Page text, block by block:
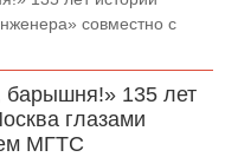
совместно с
барышня!» 135 лет
глазами
МГТС